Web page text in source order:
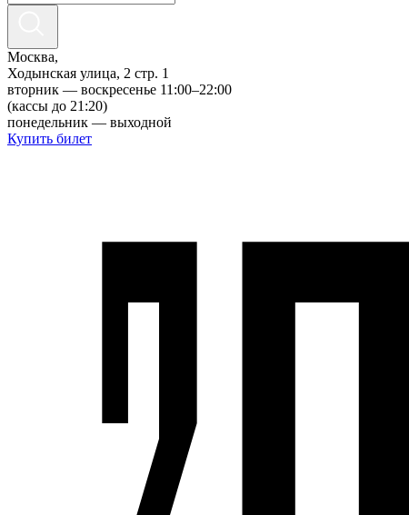
Москва,
Ходынская улица, 2 стр. 1
вторник — воскресенье 11:00–22:00
(кассы до 21:20)
понедельник — выходной
Купить билет